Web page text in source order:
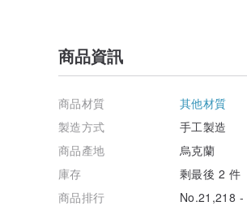
商品資訊
商品材質
其他材質
製造方式
手工製造
商品產地
烏克蘭
庫存
剩最後 2 件
商品排行
No.21,218 -